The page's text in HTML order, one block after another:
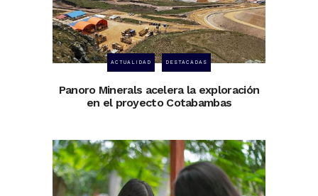
ACTUALIDAD DESTACADAS
Panoro Minerals acelera la exploración
en el proyecto Cotabambas